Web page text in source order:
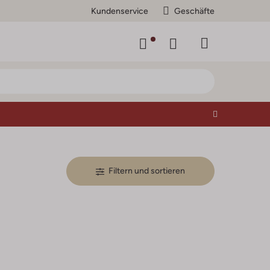
Kundenservice Geschäfte
Filtern und sortieren